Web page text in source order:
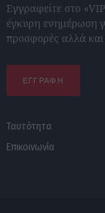
Εγγραφείτε στο
έγκυρη ενημέρωση
προσφορές αλλά
ΕΓΓΡΑΦΗ
Ταυτότητα
Επικοινωνία